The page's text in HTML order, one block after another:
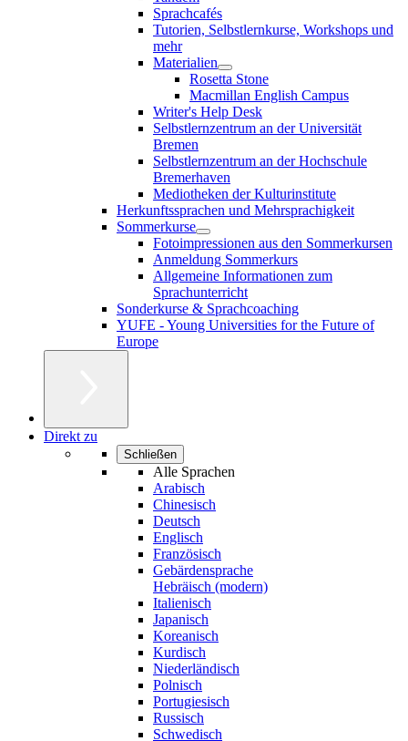
Sprachcafés
Tutorien, Selbstlernkurse, Workshops und
mehr
Materialien
Rosetta Stone
Macmillan English Campus
Writer's Help Desk
Selbstlernzentrum an der Universität
Bremen
Selbstlernzentrum an der Hochschule
Bremerhaven
Mediotheken der Kulturinstitute
Herkunftssprachen und Mehrsprachigkeit
Sommerkurse
Fotoimpressionen aus den Sommerkursen
Anmeldung Sommerkurs
Allgemeine Informationen zum
Sprachunterricht
Sonderkurse & Sprachcoaching
YUFE - Young Universities for the Future of
Europe
Direkt zu
Schließen
Alle Sprachen
Arabisch
Chinesisch
Deutsch
Englisch
Französisch
Gebärdensprache
Hebräisch (modern)
Italienisch
Japanisch
Koreanisch
Kurdisch
Niederländisch
Polnisch
Portugiesisch
Russisch
Schwedisch